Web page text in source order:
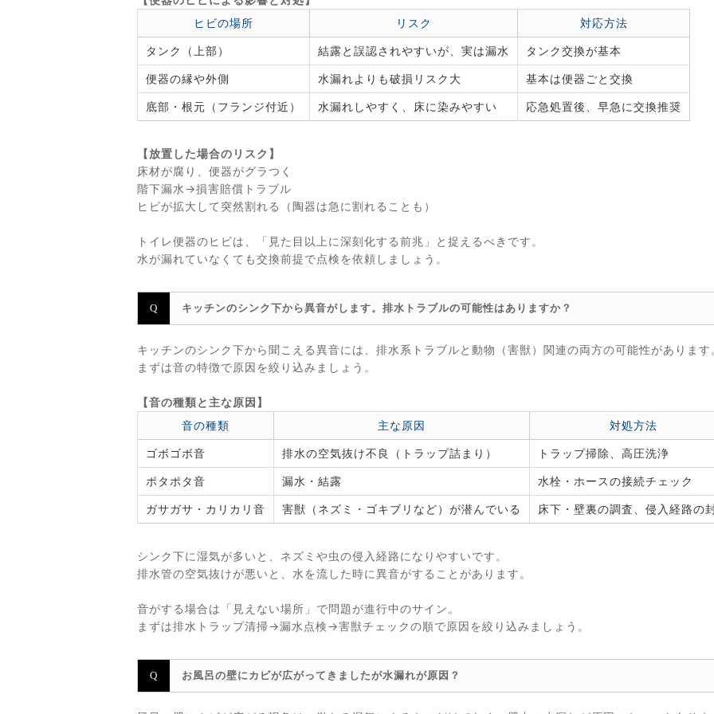
ヒビの場所
リスク 対応方法
タンク（上部） 結露と誤認されやすいが、実は漏水 タンク交換が基本
便器の縁や外側 水漏れよりも破損リスク大 基本は便器ごと交換
底部・根元（フランジ付近） 水漏れしやすく、床に染みやすい 応急処置後、早急に交換推奨
【放置した場合のリスク】
床材が腐り、便器がグラつく
階下漏水→損害賠償トラブル
ヒビが拡大して突然割れる（陶器は急に割れることも）
トイレ便器のヒビは、「見た目以上に深刻化する前兆」と捉えるべきです。
水が漏れていなくても交換前提で点検を依頼しましょう。
キッチンのシンク下から異音がします。排水トラブルの可能性はありますか？
キッチンのシンク下から聞こえる異音には、排水系トラブルと動物（害獣）関連の両方の可能性があります
まずは音の特徴で原因を絞り込みましょう。
【音の種類と主な原因】
音の種類
主な原因 対処方法
ゴボゴボ音 排水の空気抜け不良（トラップ詰まり） トラップ掃除、高圧洗浄
ポタポタ音 漏水・結露 水栓・ホースの接続チェック
ガサガサ・カリカリ音 害獣（ネズミ・ゴキブリなど）が潜んでいる 床下・壁裏の調査、侵入経路の
シンク下に湿気が多いと、ネズミや虫の侵入経路になりやすいです。
排水管の空気抜けが悪いと、水を流した時に異音がすることがあります。
音がする場合は「見えない場所」で問題が進行中のサイン。
まずは排水トラップ清掃→漏水点検→害獣チェックの順で原因を絞り込みましょう。
お風呂の壁にカビが広がってきましたが水漏れが原因？